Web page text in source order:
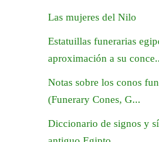
Las mujeres del Nilo
Estatuillas funerarias
aproximación a su
Notas sobre los conos
(Funerary Cones, G...
Diccionario de signos y